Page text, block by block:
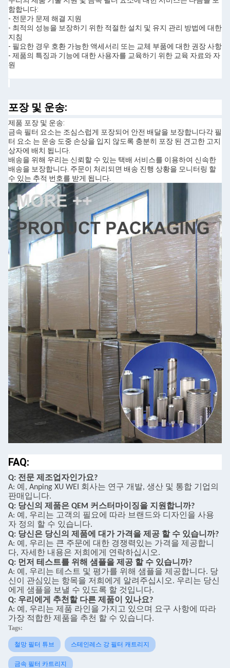
함합니다:
- 전문가 문제 해결 지원
- 최적의 성능을 보장하기 위한 적절한 설치 및 유지 관리 방법에 대한
지침
- 필요한 경우 호환 가능한 액세서리 또는 교체 부품에 대한 권장 사항
- 제품의 특징과 기능에 대한 사용자를 교육하기 위한 교육 자료와 자
원
포장 및 운송:
제품 포장 및 운송:
금속 필터 요소는 조심스럽게 포장되어 안전 배달을 보장합니다각 필
터 요소 는 운송 도중 손상을 입지 않도록 충분히 포장 된 견고한 고지
상자에 배치 됩니다.
배송을 위해 우리는 신뢰할 수 있는 택배 서비스를 이용하여 신속한
배송을 보장합니다. 주문이 처리되면 배송 진행 상황을 모니터링 할
수 있는 추적 번호를 받게 됩니다.
FAQ:
Q: 전문 제조업자인가요?
A: 예, Anping XU WEI 회사는 연구 개발, 생산 및 통합 기업의
판매입니다.
Q: 당신의 제품은 QEM 커스터마이징을 지원합니까?
A: 예, 우리는 고객의 필요에 따라 브랜드와 디자인을 사용
자 정의 할 수 있습니다.
Q: 당신은 당신의 제품에 대가 가격을 제공 할 수 있습니까?
A: 예, 우리는 큰 주문에 대한 경쟁력있는 가격을 제공합니
다, 자세한 내용은 저희에게 연락하십시오.
Q: 먼저 테스트를 위해 샘플을 제공 할 수 있습니까?
A: 예, 우리는 테스트 및 평가를 위해 샘플을 제공합니다. 당
신이 관심있는 항목을 저희에게 알려주십시오. 우리는 당신
에게 샘플을 보낼 수 있도록 할 것입니다.
Q: 우리에게 추천할 다른 제품이 있나요?
A: 예, 우리는 제품 라인을 가지고 있으며 요구 사항에 따라
가장 적합한 제품을 추천 할 수 있습니다.
Tags:
철망 필터 튜브 스테인레스 강 필터 캐트리지
금속 필터 카트리지